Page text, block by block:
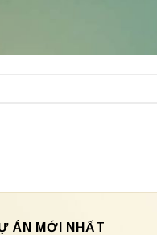
ÁN MỚI NHẤT